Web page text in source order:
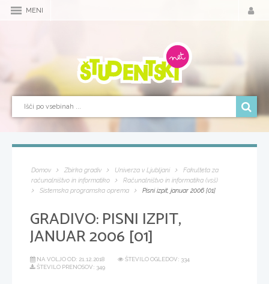
MENI
Domov Zbirka gradiv Univerza v Ljubljani
Fakulteta za
računalništvo in informatiko
Računalništvo in informatika (vsš)
Sistemska programska oprema
Pisni izpit, januar 2006 [01]
GRADIVO:PISNI IZPIT,
JANUAR 2006 [01]
NA VOLJO OD: 21.12.2018
ŠTEVILO OGLEDOV: 334
ŠTEVILO PRENOSOV: 349